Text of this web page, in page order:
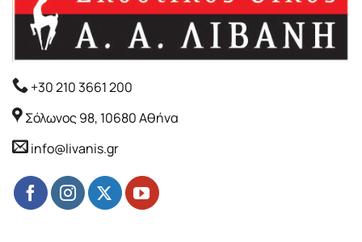
+30 210 3661 200
Σόλωνος 98, 10680 Αθήνα
info@livanis.gr